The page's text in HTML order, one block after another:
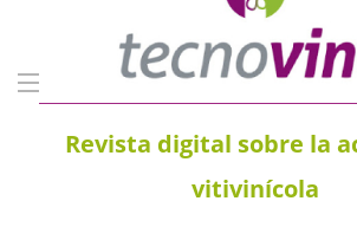
Revista digital sobre la
vitivinícola